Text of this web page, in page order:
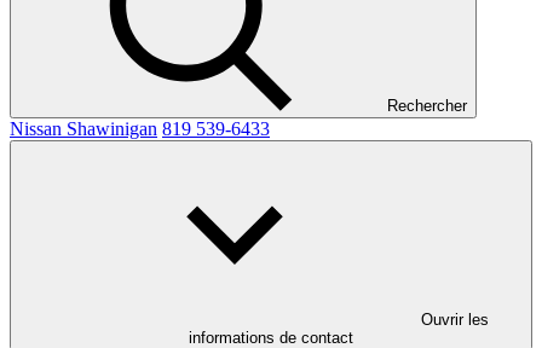
Rechercher
Nissan Shawinigan 819 539-6433
Ouvrir les
informations de contact